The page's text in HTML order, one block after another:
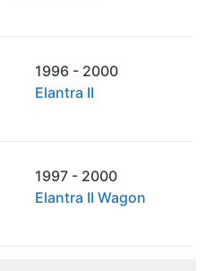
1996 - 2000
Elantra II
1997 - 2000
Elantra II Wagon